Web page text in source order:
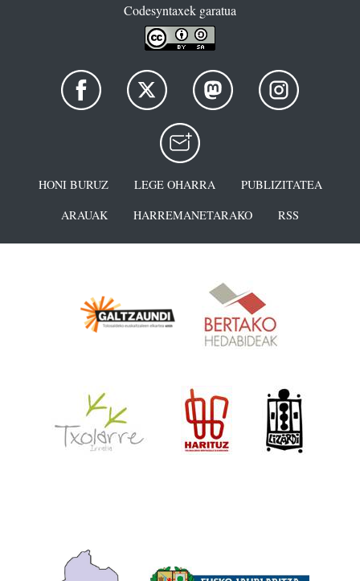
Codesyntaxek garatua
HONI BURUZ LEGE OHARRA
PUBLIZITATEA
ARAUAK
HARREMANETARAKO RSS